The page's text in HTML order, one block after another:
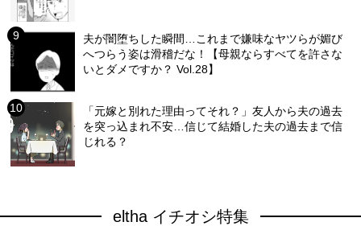
夫が闇堕ちした瞬間…これまで嫌味なヤツらが媚び
へつらう姿は滑稽だな！【母親ならすべてを許さな
いとダメですか？ Vol.28】
「元嫁と別れた理由ってそれ？」友人から夫の過去
を突っ込まれ不安…信じて結婚した夫の過去まで信
じれる？
eltha イチオシ特集